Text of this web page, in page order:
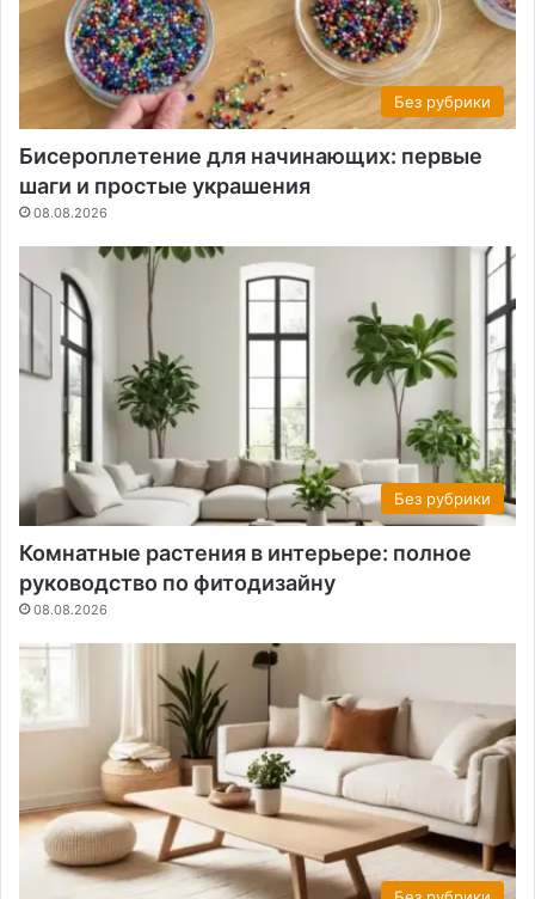
Без рубрики
Бисероплетение для начинающих: первые
шаги и простые украшения
08.08.2026
Без рубрики
Комнатные растения в интерьере: полное
руководство по фитодизайну
08.08.2026